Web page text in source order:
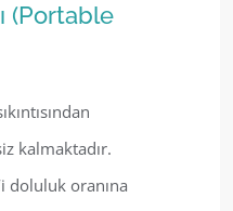
(Portable
kalmaktadır.
doluluk oranına